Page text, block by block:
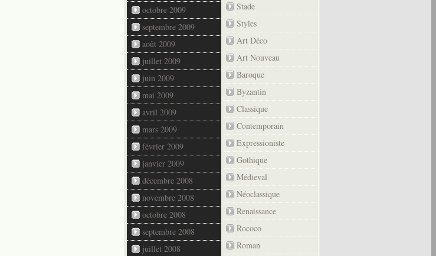
octobre 2009
septembre 2009
août 2009
juillet 2009
juin 2009
mai 2009
avril 2009
mars 2009
février 2009
janvier 2009
décembre 2008
novembre 2008
octobre 2008
septembre 2008
juillet 2008
Stade
Styles
Art Déco
Art Nouveau
Baroque
Byzantin
Classique
Contemporain
Expressioniste
Gothique
Médieval
Néoclassique
Renaissance
Rococo
Roman